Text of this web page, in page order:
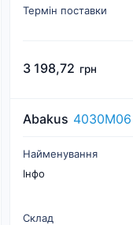
Термін поставки
3 198,72 грн
Abakus 4030M06
Найменування
Інфо
Склад